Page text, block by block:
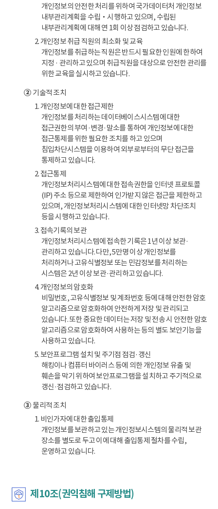
개인정보의 안전한 처리를 위하여 국가데이터처 개인정보
내부관리계획을 수립‧시행하고 있으며, 수립된
내부관리계획에 대해 연 1회 이상 점검하고 있습니다.
2. 개인정보 취급 직원의 최소화 및 교육
개인정보를 취급하는 직원은 반드시 필요한 인원에 한하여
지정 · 관리하고 있으며 취급직원을 대상으로 안전한 관리를
위한 교육을 실시하고 있습니다.
②기술적 조치
1. 개인정보에 대한 접근제한
개인정보를 처리하는 데이터베이스시스템에 대한
접근권한의 부여·변경·말소를 통하여 개인정보에 대한
접근통제를 위한 필요한 조치를 하고 있으며
침입차단시스템을 이용하여 외부로부터의 무단 접근을
통제하고 있습니다.
2. 접근통제
개인정보처리시스템에 대한 접속권한을 인터넷 프로토콜
(IP) 주소 등으로 제한하여 인가받지 않은 접근을 제한하고
있으며, 개인정보처리시스템에 대한 인터넷망 차단조치
등을 시행하고 있습니다.
3. 접속기록의 보관
개인정보처리시스템에 접속한 기록은 1년 이상 보관·
관리하고 있습니다. 다만, 5만명 이상 개인정보를
처리하거나 고유식별정보 또는 민감정보를 처리하는
시스템은 2년 이상 보관·관리하고 있습니다.
4. 개인정보의 암호화
비밀번호, 고유식별정보 및 계좌번호 등에 대해 안전한 암호
알고리즘으로 암호화하여 안전하게 저장 및 관리되고
있습니다. 또한 중요한 데이터는 저장 및 전송 시 안전한 암호
알고리즘으로 암호화하여 사용하는 등의 별도 보안기능을
사용하고 있습니다.
5. 보안프로그램 설치 및 주기점 점검·갱신
해킹이나 컴퓨터 바이러스 등에 의한 개인정보 유출 및
훼손을 막기 위하여 보안프로그램을 설치하고 주기적으로
갱신·점검하고 있습니다.
③물리적 조치
1. 비인가자에 대한 출입통제
개인정보를 보관하고 있는 개인정보시스템의 물리적 보관
장소를 별도로 두고 이에 대해 출입통제 절차를 수립,
운영하고 있습니다.
제10조(권익침해 구제방법)